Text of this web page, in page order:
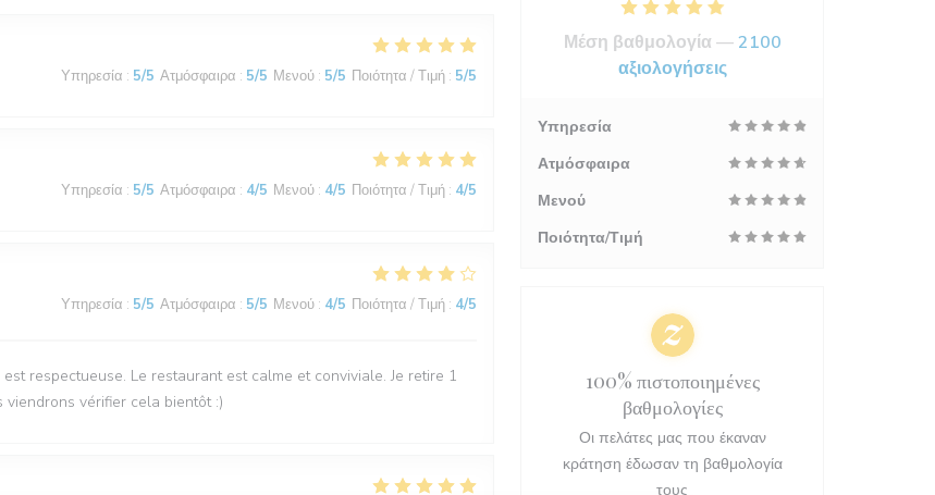
Υπηρεσία : 5/5 Ατμόσφαιρα : 5/5 Μενού : 5/5 Ποιότητα / Τιμή : 5/5
Υπηρεσία : 5/5 Ατμόσφαιρα : 4/5 Μενού : 4/5 Ποιότητα / Τιμή : 4/5
Υπηρεσία : 5/5 Ατμόσφαιρα : 5/5 Μενού : 4/5 Ποιότητα / Τιμή : 4/5
respectueuse. Le restaurant est calme et conviviale. Je retire 1
vérifier cela bientôt :)
Μέση βαθμολογία —2100
αξιολογήσεις
Υπηρεσία
Ατμόσφαιρα
Μενού
Ποιότητα/Τιμή
100% πιστοποιημένες
βαθμολογίες
Οι πελάτες μας που έκαναν
κράτηση έδωσαν τη βαθμολογία
τους